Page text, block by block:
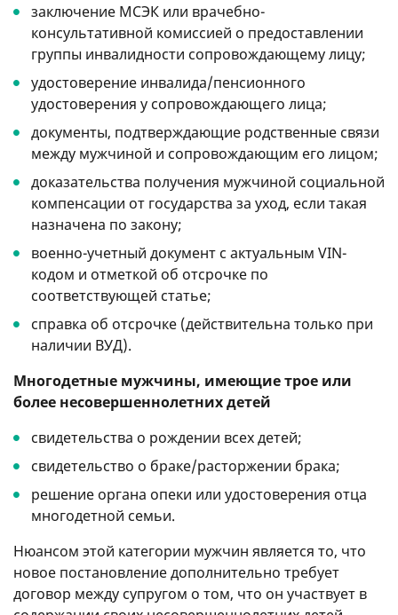
заключение МСЭК или врачебно-
консультативной комиссией о предоставлении
группы инвалидности сопровождающему лицу;
удостоверение инвалида/пенсионного
удостоверения у сопровождающего лица;
документы, подтверждающие родственные связи
между мужчиной и сопровождающим его лицом;
доказательства получения мужчиной социальной
компенсации от государства за уход, если такая
назначена по закону;
военно-учетный документ с актуальным VIN-
кодом и отметкой об отсрочке по
соответствующей статье;
справка об отсрочке (действительна только при
наличии ВУД).
Многодетные мужчины, имеющие трое или
более несовершеннолетних детей
свидетельства о рождении всех детей;
свидетельство о браке/расторжении брака;
решение органа опеки или удостоверения отца
многодетной семьи.
Нюансом этой категории мужчин является то, что
новое постановление дополнительно требует
договор между супругом о том, что он участвует в